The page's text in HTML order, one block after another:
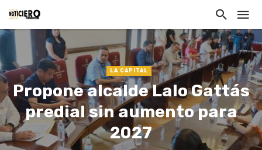
LA CAPITAL
Propone alcalde Lalo Gattás
predial sin aumento para
2027